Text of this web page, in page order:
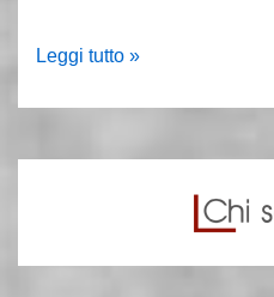
Giovedì
la
Leggi tutto »